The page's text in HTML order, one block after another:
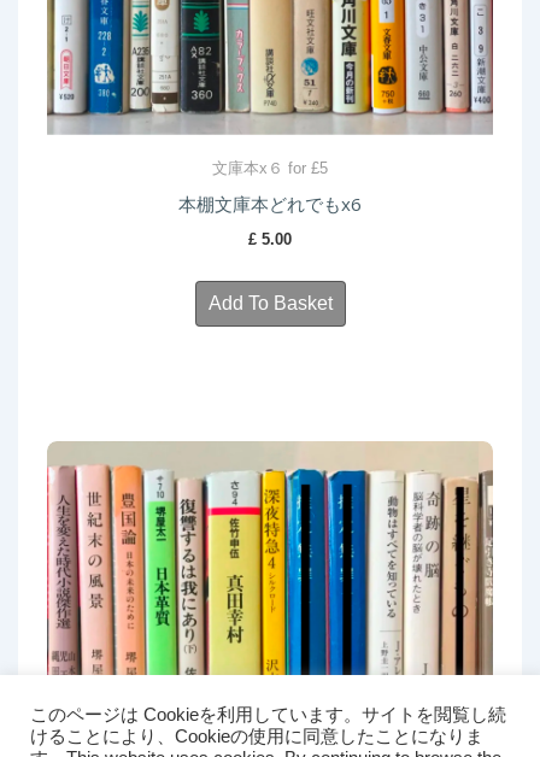
文庫本x６ for £5
本棚文庫本どれでもx6
£ 5.00
Add To Basket